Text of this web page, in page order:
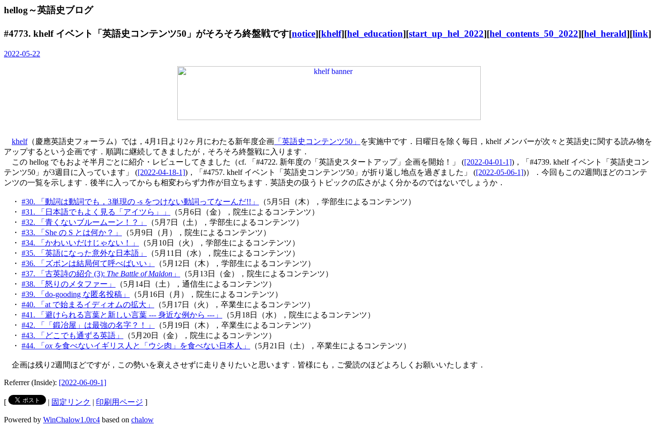
hellog～英語史ブログ
#4773. khelf イベント「英語史コンテンツ50」がそろそろ終盤戦です[notice][khelf][hel_education][start_up_hel_2022][hel_contents_50_2022][hel_herald][link]
2022-05-22
khelf（慶應英語史フォーラム）では，4月1日より2ヶ月にわたる新年度企画 「英語史コンテンツ50」
を実施中です．日曜日を除く毎日，khelf メンバーが次々と英語史に関する読み物を
アップするという企画です．順調に継続してきましたが，そろそろ終盤戦に入ります．
この hellog でもおよそ半月ごとに紹介・レビューしてきました（cf. 「#4722. 新年度の「英語史スタートアップ」企画を開始！」 ([2022-04-01-1])，「#4739. khelf イベント「英語史コン
テンツ50」が3週目に入っています」 ([2022-04-18-1])，「#4757. khelf イベント「英語史コンテンツ50」が折り返し地点を過ぎました」 ([2022-05-06-1])）．今回もこの2週間ほどのコンテ
ンツの一覧を示します．後半に入ってからも相変わらず力作が目立ちます．英語史の扱うトピックの広さがよく分かるのではないでしょうか．
・ #30. 「動詞は動詞でも，3単現の -s をつけない動詞ってなーんだ!!」
（5月5日（木），学部生によるコンテンツ）
・ #31. 「日本語でもよく見る「アイツら」」
（5月6日（金），院生によるコンテンツ）
・ #32. 「青くないブルームーン！？」
（5月7日（土），学部生によるコンテンツ）
・ #33. 「She の S とは何か？」
（5月9日（月），院生によるコンテンツ）
・ #34. 「かわいいだけじゃない！」
（5月10日（火），学部生によるコンテンツ）
・ #35. 「英語になった意外な日本語」
（5月11日（水），院生によるコンテンツ）
・ #36. 「ズボンは結局何て呼べばいい」
（5月12日（木），学部生によるコンテンツ）
・ #37. 「古英詩の紹介 (3): The Battle of Maldon 」
（5月13日（金），院生によるコンテンツ）
・ #38. 「怒りのメタファー」
（5月14日（土），通信生によるコンテンツ）
・ #39. 「do-gooding な匿名投稿」
（5月16日（月），院生によるコンテンツ）
・ #40. 「at で始まるイディオムの拡大」
（5月17日（火），卒業生によるコンテンツ）
・ #41. 「避けられる言葉と新しい言葉 --- 身近な例から ---」
（5月18日（水），院生によるコンテンツ）
・ #42. 「「鍛冶屋」は最強の名字？！」
（5月19日（木），卒業生によるコンテンツ）
・ #43. 「どこでも通ずる英語」
（5月20日（金），院生によるコンテンツ）
・ #44. 「 ox を食べないイギリス人と「ウシ肉」を食べない日本人」 （5月21日（土），卒業生によるコンテンツ）
企画は残り2週間ほどですが，この勢いを衰えさせずに走りきりたいと思います．皆様にも，ご愛読のほどよろしくお願いいたします．
Referrer (Inside): [2022-06-09-1]
[ | 固定リンク | 印刷用ページ ]
Powered by WinChalow1.0rc4 based on chalow